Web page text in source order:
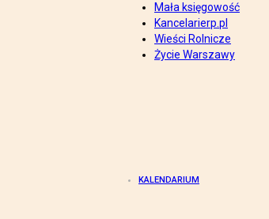
Mała księgowość
Kancelarierp.pl
Wieści Rolnicze
Życie Warszawy
KALENDARIUM